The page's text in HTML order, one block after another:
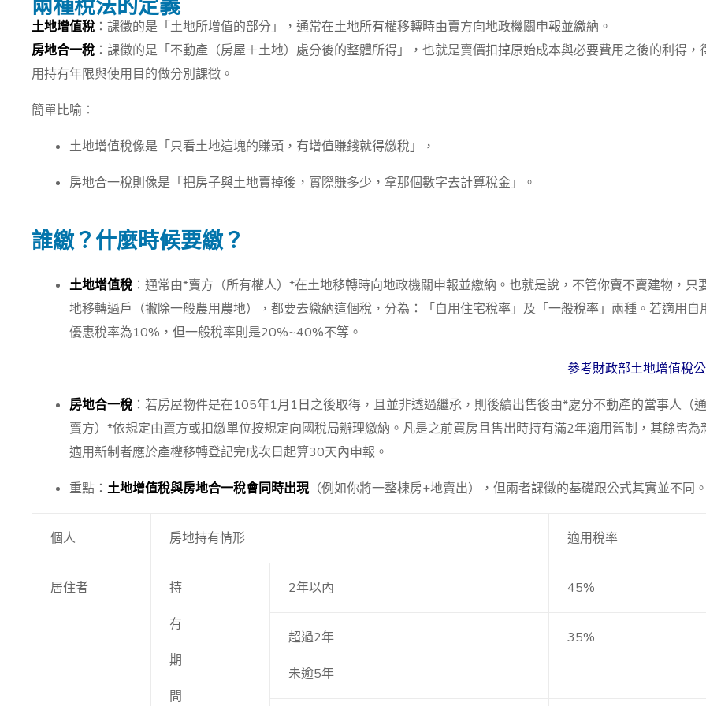
土地增值稅 ：課徵的是「土地所增值的部分」，通常在土地所有權移轉時由賣方向地政機關申報並繳納。
房地合一稅 ：課徵的是「不動產（房屋＋土地）處分後的整體所得」，也就是賣價扣掉原始成本與必要費用之後的利得，
用持有年限與使用目的做分別課徵。
簡單比喻：
土地增值稅像是「只看土地這塊的賺頭，有增值賺錢就得繳稅」，
房地合一稅則像是「把房子與土地賣掉後，實際賺多少，拿那個數字去計算稅金」。
誰繳？什麼時候要繳？
土地增值稅 ：通常由*賣方（所有權人）*在土地移轉時向地政機關申報並繳納。也就是說，不管你賣不賣建物，只
地移轉過戶（撇除一般農用農地），都要去繳納這個稅，分為：「自用住宅稅率」及「一般稅率」兩種。若適用自
優惠稅率為10%，但一般稅率則是20%~40%不等。
參考財政部土地增值稅
房地合一稅 ：若房屋物件是在105年1月1日之後取得，且並非透過繼承，則後續出售後由*處分不動產的當事人（
賣方）*依規定由賣方或扣繳單位按規定向國稅局辦理繳納。凡是之前買房且售出時持有滿2年適用舊制，其餘皆為
適用新制者應於產權移轉登記完成次日起算30天內申報。
重點： 土地增值稅與房地合一稅會同時出現（例如你將一整棟房+地賣出），但兩者課徵的基礎跟公式其實並不同。
個人 房地持有情形 適用稅率
居住者 持
有
期
間
2年以內 45%
超過2年
未逾5年
35%